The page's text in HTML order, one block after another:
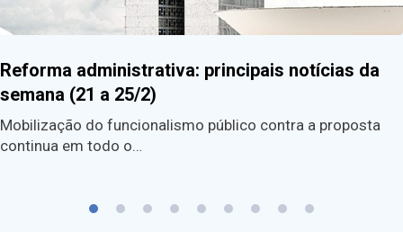
Reforma administrativa: principais notícias da
semana (21 a 25/2)
Mobilização do funcionalismo público contra a proposta
continua em todo o…